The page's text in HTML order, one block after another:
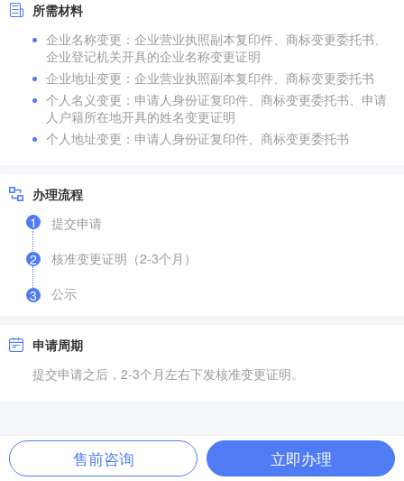
所需材料
企业名称变更：企业营业执照副本复印件、商标变更委托书、
企业登记机关开具的企业名称变更证明
企业地址变更：企业营业执照副本复印件、商标变更委托书
个人名义变更：申请人身份证复印件、商标变更委托书、申请
人户籍所在地开具的姓名变更证明
个人地址变更：申请人身份证复印件、商标变更委托书
办理流程
1
提交申请
2
核准变更证明（2-3个月）
3 公示
申请周期
提交申请之后，2-3个月左右下发核准变更证明。
售前咨询 立即办理